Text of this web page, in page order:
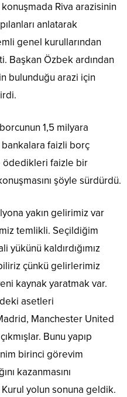
Riva arazisinin
anlatarak
genel kurullarından
Başkan Özbek ardından
bulunduğu arazi için
1,5 milyara
bankalara faizli borç
ödedikleri faizle bir
şöyle sürdürdü.
yakın gelirimiz var
temlikli. Seçildiğim
yükünü kaldırdığımız
çünkü gelirlerimiz
kaynak yaratmak var.
asetleri
Manchester United
Bunu yapıp
birinci görevim
kazanmasını
yolun sonuna geldik.